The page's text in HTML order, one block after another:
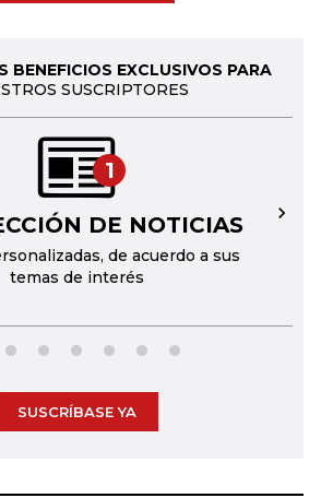
BENEFICIOS EXCLUSIVOS PARA
SUSCRIPTORES
1
DE NOTICIAS
de acuerdo a sus
temas de interés
→
SUSCRÍBASE YA